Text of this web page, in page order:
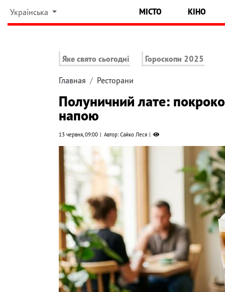
Українська МІСТО КІНО
Яке свято сьогодні Гороскопи 2025
Главная Ресторани
Полуничний лате:
напою
13 червня, 09:00 Автор: Сайко Леся